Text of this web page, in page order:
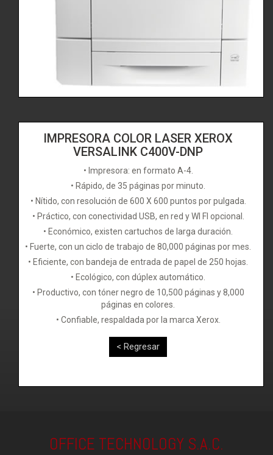
IMPRESORA COLOR LASER XEROX
VERSALINK C400V-DNP
• Impresora: en formato A-4.
• Rápido, de 35 páginas por minuto.
• Nítido, con resolución de 600 X 600 puntos por pulgada.
• Práctico, con conectividad USB, en red y WI FI opcional.
• Económico, existen cartuchos de larga duración.
• Fuerte, con un ciclo de trabajo de 80,000 páginas por mes.
• Eficiente, con bandeja de entrada de papel de 250 hojas.
• Ecológico, con dúplex automático.
• Productivo, con tóner negro de 10,500 páginas y 8,000
páginas en colores.
• Confiable, respaldada por la marca Xerox.
< Regresar
OFFICE TECHNOLOGY S.A.C.